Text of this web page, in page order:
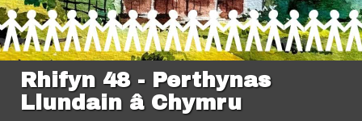
Rhifyn 48 - Perthynas
Llundain â Chymru